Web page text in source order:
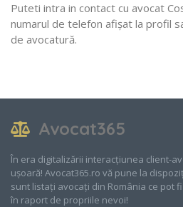
Puteti intra in contact cu avocat
numarul de telefon afișat la profil
de avocatură.
Avocat365
În era digitalizării interacțiunea client-
ușoară! Avocat365.ro vă pune la
sunt listați avocați din România ce pot
în raport de propriile nevoi!